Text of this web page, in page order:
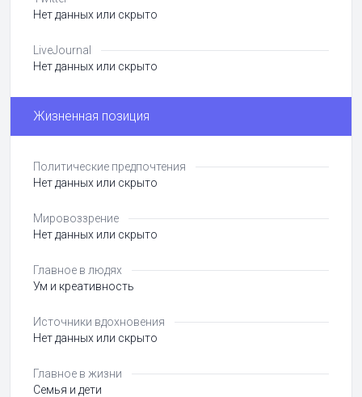
Нет данных или скрыто
LiveJournal
Нет данных или скрыто
Жизненная позиция
Политические предпочтения
Нет данных или скрыто
Мировоззрение
Нет данных или скрыто
Главное в людях
Ум и креативность
Источники вдохновения
Нет данных или скрыто
Главное в жизни
Семья и дети